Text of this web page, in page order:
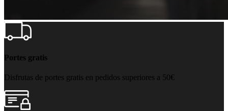
Portes gratis
Disfrutas de portes gratis en pedidos superiores a 50€